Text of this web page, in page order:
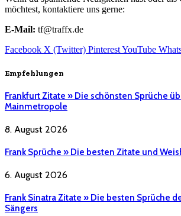
möchtest, kontaktiere uns gerne:
E-Mail: tf@traffx.de
Facebook X (Twitter) PinterestYouTube
Empfehlungen
Frankfurt Zitate » Die schönsten Sprüche
Mainmetropole
8. August 2026
Frank Sprüche » Die besten Zitate und
6. August 2026
Frank Sinatra Zitate » Die besten Sprüche
Sängers